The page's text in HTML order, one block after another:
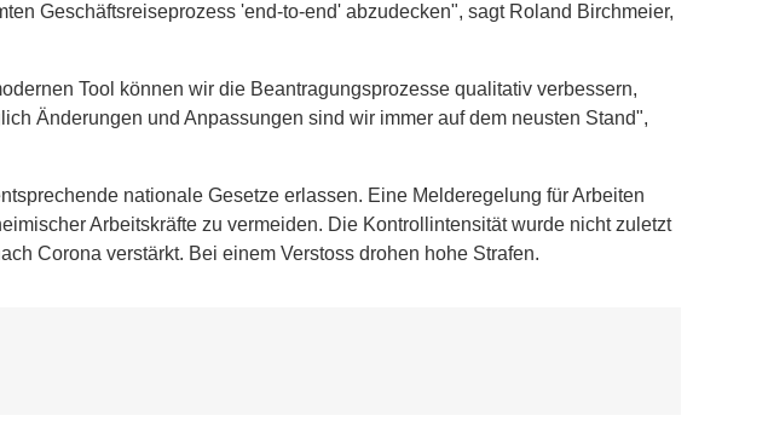
Geschäftsreiseprozess 'end-to-end' abzudecken", sagt Roland Birchmeier,
Tool können wir die Beantragungsprozesse qualitativ verbessern,
Änderungen und Anpassungen sind wir immer auf dem neusten Stand",
nationale Gesetze erlassen. Eine Melderegelung für Arbeiten
Arbeitskräfte zu vermeiden. Die Kontrollintensität wurde nicht zuletzt
Corona verstärkt. Bei einem Verstoss drohen hohe Strafen.